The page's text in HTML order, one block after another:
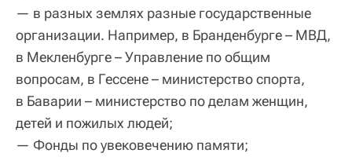
— в разных землях разные государственные
организации. Например, в Бранденбурге – МВД,
в Мекленбурге – Управление по общим
вопросам, в Гессене – министерство спорта,
в Баварии – министерство по делам женщин,
детей и пожилых людей;
— Фонды по увековечению памяти;